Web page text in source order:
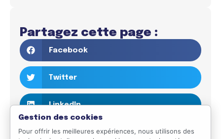
Partagez cette page :
Facebook
Twitter
LinkedIn
Email
Gestion des cookies
Pour offrir les meilleures expériences, nous utilisons des